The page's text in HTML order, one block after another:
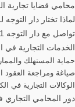
محامي قضايا تجارية
لماذا تختار دار
تواصل مع دار التوجه 94959511 على مدار الساعة
الخدمات التجارية في
حماية المستهلك
صياغة ومراجعة العقود
الوكالات التجارية في
دور المحامي التجاري